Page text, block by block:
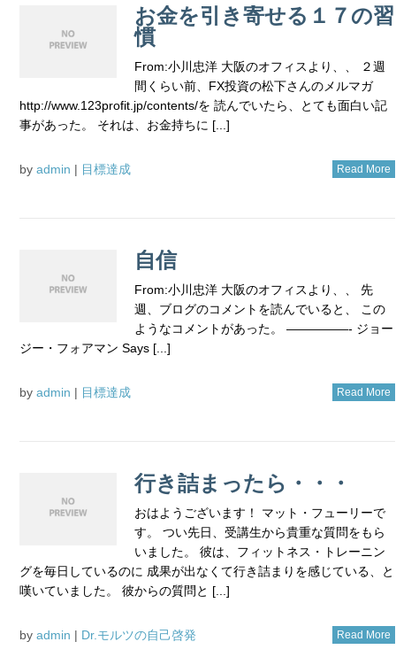
お金を引き寄せる１７の習
慣
From:小川忠洋 大阪のオフィスより、、 ２週
間くらい前、FX投資の松下さんのメルマガ
http://www.123profit.jp/contents/を 読んでいたら、とても面白い記
事があった。 それは、お金持ちに [...]
by admin | 目標達成 Read More
自信
From:小川忠洋 大阪のオフィスより、、 先
週、ブログのコメントを読んでいると、 この
ようなコメントがあった。 —————- ジョー
ジー・フォアマン Says [...]
by admin | 目標達成 Read More
行き詰まったら・・・
おはようございます！ マット・フューリーで
す。 つい先日、受講生から貴重な質問をもら
いました。 彼は、フィットネス・トレーニン
グを毎日しているのに 成果が出なくて行き詰まりを感じている、と
嘆いていました。 彼からの質問と [...]
by admin | Dr.モルツの自己啓発 Read More